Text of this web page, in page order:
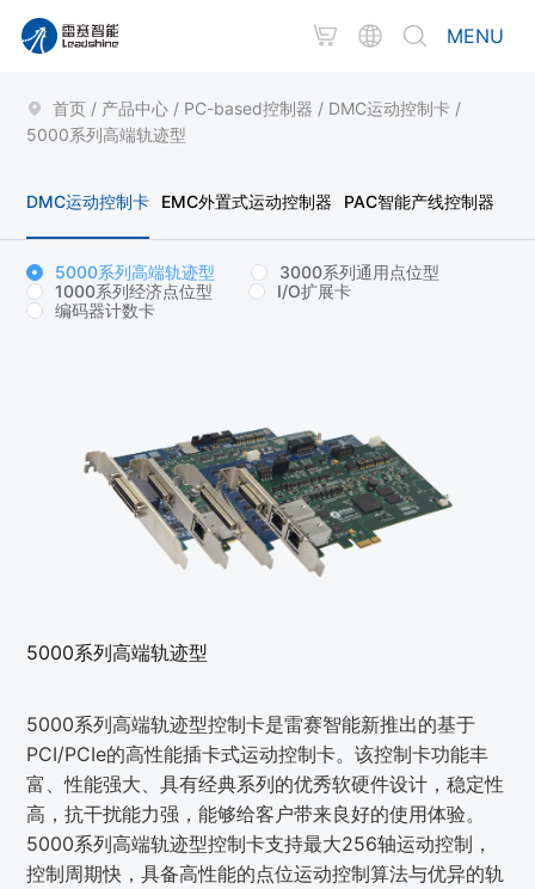
MENU
首页 / 产品中心 / PC-based控制器 / DMC运动控制卡 /
5000系列高端轨迹型
DMC运动控制卡 EMC外置式运动控制器 PAC智能产线控制器
5000系列高端轨迹型
3000系列通用点位型
1000系列经济点位型
I/O扩展卡
编码器计数卡
5000系列高端轨迹型
5000系列高端轨迹型控制卡是雷赛智能新推出的基于
PCI/PCIe的高性能插卡式运动控制卡。该控制卡功能丰
富、性能强大、具有经典系列的优秀软硬件设计，稳定性
高，抗干扰能力强，能够给客户带来良好的使用体验。
5000系列高端轨迹型控制卡支持最大256轴运动控制，
控制周期快，具备高性能的点位运动控制算法与优异的轨